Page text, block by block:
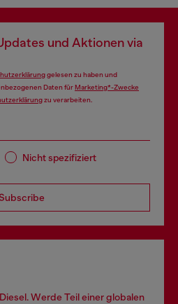
und Aktionen via
gelesen zu haben und
Daten fürMarketing*-Zwecke
zu verarbeiten.
Nicht spezifiziert
Werde Teil einer globalen